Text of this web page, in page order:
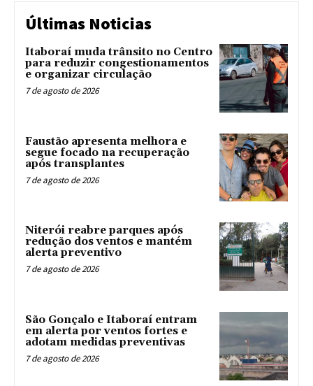
Últimas Noticias
Itaboraí muda trânsito no Centro
para reduzir congestionamentos
e organizar circulação
7 de agosto de 2026
Faustão apresenta melhora e
segue focado na recuperação
após transplantes
7 de agosto de 2026
Niterói reabre parques após
redução dos ventos e mantém
alerta preventivo
7 de agosto de 2026
São Gonçalo e Itaboraí entram
em alerta por ventos fortes e
adotam medidas preventivas
7 de agosto de 2026